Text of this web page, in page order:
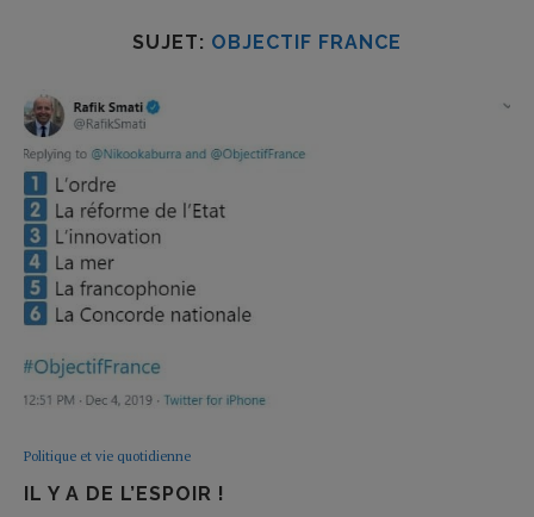
SUJET: OBJECTIF FRANCE
Politique et vie quotidienne
IL Y A DE L’ESPOIR !